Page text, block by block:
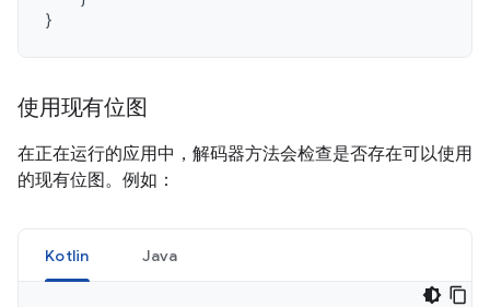
}
使用现有位图
在正在运行的应用中，解码器方法会检查是否存在可以使用
的现有位图。例如：
Kotlin Java